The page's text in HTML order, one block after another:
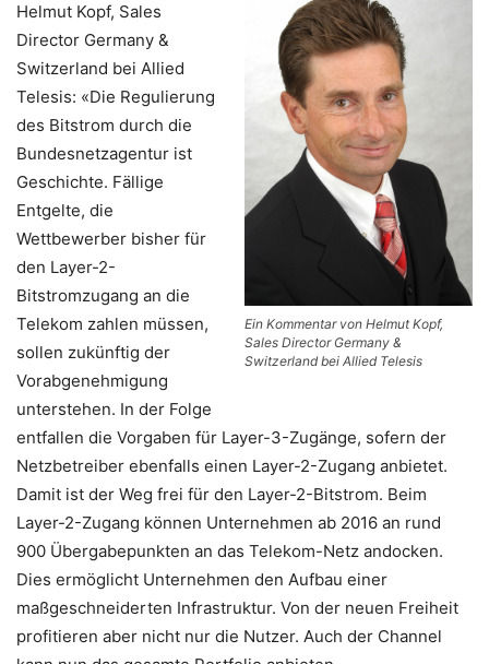
Ein Kommentar von Helmut Kopf,
Sales Director Germany &
Switzerland bei Allied Telesis
Helmut Kopf, Sales
Director Germany &
Switzerland bei Allied
Telesis: «Die Regulierung
des Bitstrom durch die
Bundesnetzagentur ist
Geschichte. Fällige
Entgelte, die
Wettbewerber bisher für
den Layer-2-
Bitstromzugang an die
Telekom zahlen müssen,
sollen zukünftig der
Vorabgenehmigung
unterstehen. In der Folge
entfallen die Vorgaben für Layer-3-Zugänge, sofern der
Netzbetreiber ebenfalls einen Layer-2-Zugang anbietet.
Damit ist der Weg frei für den Layer-2-Bitstrom. Beim
Layer-2-Zugang können Unternehmen ab 2016 an rund
900 Übergabepunkten an das Telekom-Netz andocken.
Dies ermöglicht Unternehmen den Aufbau einer
maßgeschneiderten Infrastruktur. Von der neuen Freiheit
profitieren aber nicht nur die Nutzer. Auch der Channel